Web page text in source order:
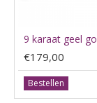
€179,00
Bestellen